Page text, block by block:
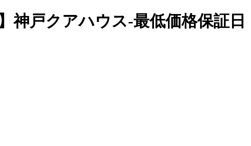
神戸クアハウス-最低価格保証日